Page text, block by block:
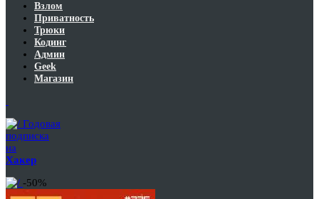
Взлом
Приватность
Трюки
Кодинг
Админ
Geek
Магазин
Годовая
подписка
на
Хакер
-50%